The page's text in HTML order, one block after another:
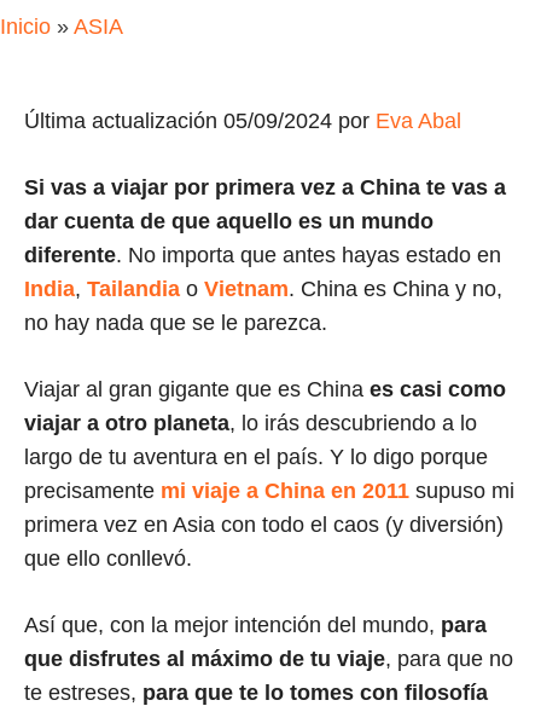
Inicio » ASIA
Última actualización 05/09/2024 por Eva Abal
Si vas a viajar por primera vez a China te vas a
dar cuenta de que aquello es un mundo
diferente. No importa que antes hayas estado en
India, Tailandia o Vietnam. China es China y no,
no hay nada que se le parezca.
Viajar al gran gigante que es China es casi como
viajar a otro planeta, lo irás descubriendo a lo
largo de tu aventura en el país. Y lo digo porque
precisamente mi viaje a China en 2011 supuso mi
primera vez en Asia con todo el caos (y diversión)
que ello conllevó.
Así que, con la mejor intención del mundo, para
que disfrutes al máximo de tu viaje, para que no
te estreses, para que te lo tomes con filosofía